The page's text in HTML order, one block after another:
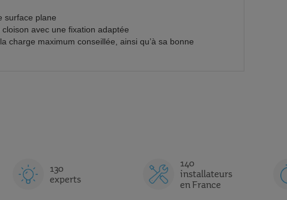
surface plane
avec une fixation adaptée
charge maximum conseillée, ainsi qu’à sa bonne
130
experts
140
installateurs
en France